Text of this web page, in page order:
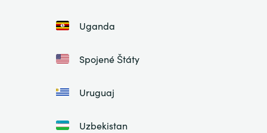
Uganda
Spojené Štáty
Uruguaj
Uzbekistan